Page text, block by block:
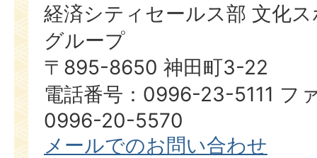
経済シティセールス部 文化
グループ
〒895-8650 神田町3-22
電話番号：0996-23-5111 フ
0996-20-5570
メールでのお問い合わせ